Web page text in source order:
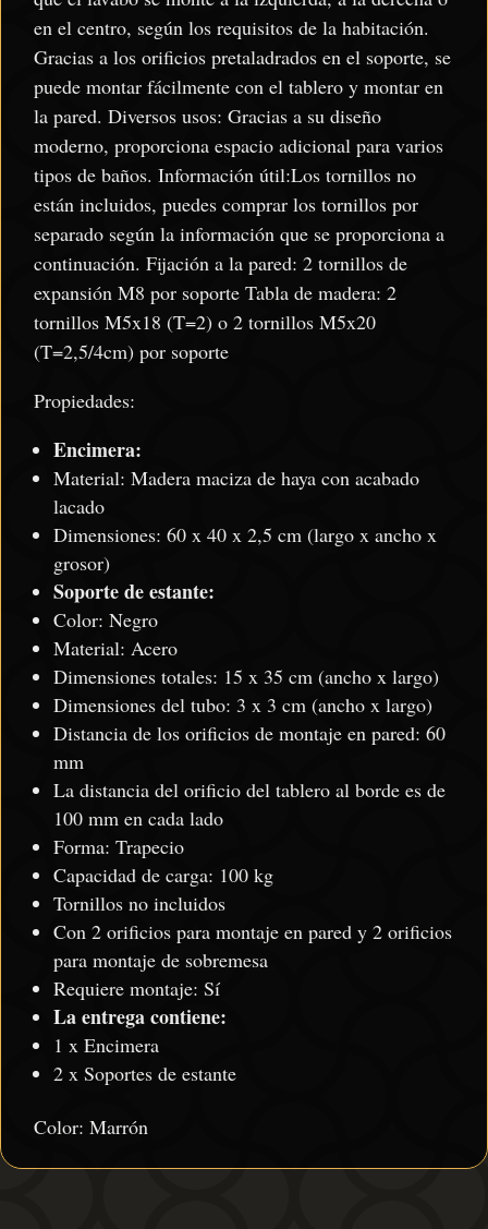
en el centro, según los requisitos de la habitación.
Gracias a los orificios pretaladrados en el soporte, se
puede montar fácilmente con el tablero y montar en
la pared. Diversos usos: Gracias a su diseño
moderno, proporciona espacio adicional para varios
tipos de baños. Información útil:Los tornillos no
están incluidos, puedes comprar los tornillos por
separado según la información que se proporciona a
continuación. Fijación a la pared: 2 tornillos de
expansión M8 por soporte Tabla de madera: 2
tornillos M5x18 (T=2) o 2 tornillos M5x20
(T=2,5/4cm) por soporte
Propiedades:
Encimera:
Material: Madera maciza de haya con acabado
lacado
Dimensiones: 60 x 40 x 2,5 cm (largo x ancho x
grosor)
Soporte de estante:
Color: Negro
Material: Acero
Dimensiones totales: 15 x 35 cm (ancho x largo)
Dimensiones del tubo: 3 x 3 cm (ancho x largo)
Distancia de los orificios de montaje en pared: 60
mm
La distancia del orificio del tablero al borde es de
100 mm en cada lado
Forma: Trapecio
Capacidad de carga: 100 kg
Tornillos no incluidos
Con 2 orificios para montaje en pared y 2 orificios
para montaje de sobremesa
Requiere montaje: Sí
La entrega contiene:
1 x Encimera
2 x Soportes de estante
Color: Marrón